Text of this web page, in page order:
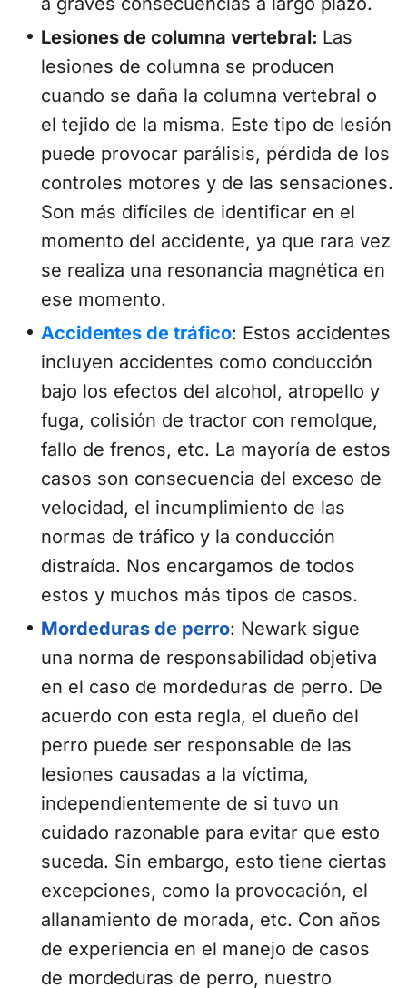
Lesiones de columna vertebral: Las
lesiones de columna se producen
cuando se daña la columna vertebral o
el tejido de la misma. Este tipo de lesión
puede provocar parálisis, pérdida de los
controles motores y de las sensaciones.
Son más difíciles de identificar en el
momento del accidente, ya que rara vez
se realiza una resonancia magnética en
ese momento.
Accidentes de tráfico: Estos accidentes
incluyen accidentes como conducción
bajo los efectos del alcohol, atropello y
fuga, colisión de tractor con remolque,
fallo de frenos, etc. La mayoría de estos
casos son consecuencia del exceso de
velocidad, el incumplimiento de las
normas de tráfico y la conducción
distraída. Nos encargamos de todos
estos y muchos más tipos de casos.
Mordeduras de perro: Newark sigue
una norma de responsabilidad objetiva
en el caso de mordeduras de perro. De
acuerdo con esta regla, el dueño del
perro puede ser responsable de las
lesiones causadas a la víctima,
independientemente de si tuvo un
cuidado razonable para evitar que esto
suceda. Sin embargo, esto tiene ciertas
excepciones, como la provocación, el
allanamiento de morada, etc. Con años
de experiencia en el manejo de casos
de mordeduras de perro, nuestro